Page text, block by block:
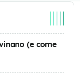
(e come